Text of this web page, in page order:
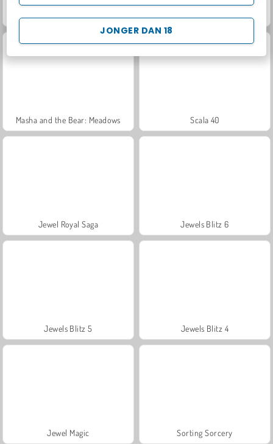
JONGER DAN 18
Juice Merge Trollface Quest: USA 2
Masha and the Bear: Meadows Scala 40
Jewel Royal Saga Jewels Blitz 6
Jewels Blitz 5 Jewels Blitz 4
Jewel Magic Sorting Sorcery